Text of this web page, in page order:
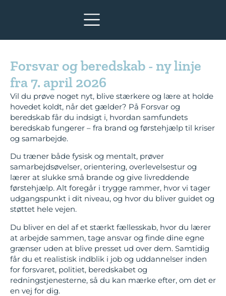
Forsvar og beredskab - ny linje
fra 7. april 2026
Vil du prøve noget nyt, blive stærkere og lære at holde
hovedet koldt, når det gælder? På Forsvar og
beredskab får du indsigt i, hvordan samfundets
beredskab fungerer – fra brand og førstehjælp til kriser
og samarbejde.
Du træner både fysisk og mentalt, prøver
samarbejdsøvelser, orientering, overlevelsestur og
lærer at slukke små brande og give livreddende
førstehjælp. Alt foregår i trygge rammer, hvor vi tager
udgangspunkt i dit niveau, og hvor du bliver guidet og
støttet hele vejen.
Du bliver en del af et stærkt fællesskab, hvor du lærer
at arbejde sammen, tage ansvar og finde dine egne
grænser uden at blive presset ud over dem. Samtidig
får du et realistisk indblik i job og uddannelser inden
for forsvaret, politiet, beredskabet og
redningstjenesterne, så du kan mærke efter, om det er
en vej for dig.